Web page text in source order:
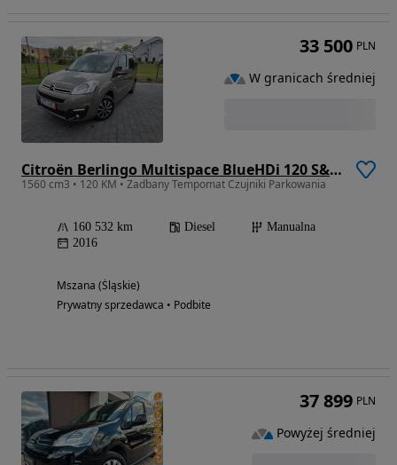
Citroën Berlingo Multispace BlueHDi 120 S&S SHINE
1560 cm3 • 120 KM • Zadbany Tempomat Czujniki Parkowania
160 532 km Diesel
Manualna
2016
Mszana (Śląskie)
Prywatny sprzedawca • Podbite
33 500 PLN
W granicach średniej
37 899 PLN
Powyżej średniej